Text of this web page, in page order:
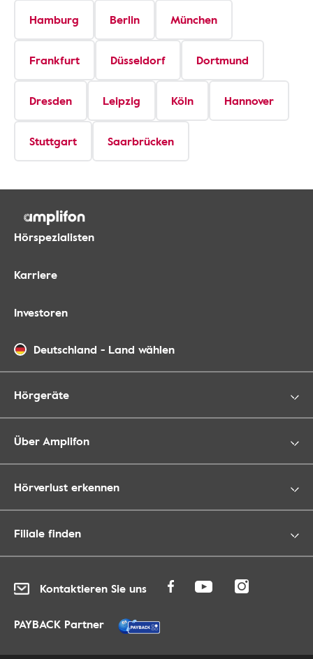
Hamburg Berlin München
Frankfurt Düsseldorf Dortmund
Dresden Leipzig Köln Hannover
Stuttgart Saarbrücken
Hörspezialisten
Karriere
Investoren
Deutschland - Land wählen
Hörgeräte
Über Amplifon
Hörverlust erkennen
Filiale finden
Kontaktieren Sie uns
PAYBACK Partner